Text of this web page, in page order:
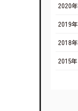
2020年
2019年
2018年
2015年